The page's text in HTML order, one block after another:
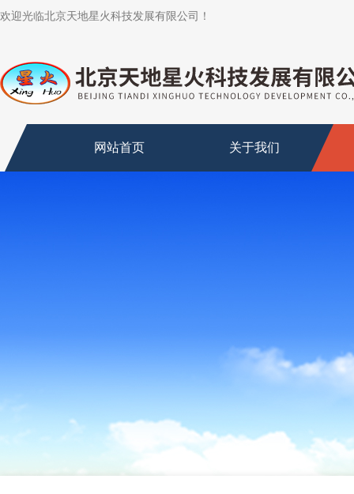
欢迎光临北京天地星火科技发展有限公司！
网站首页 关于我们